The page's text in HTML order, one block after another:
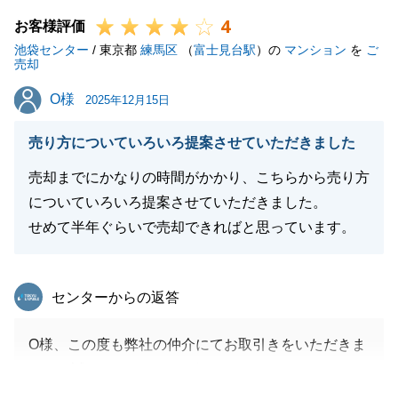
お客様評価 4
池袋センター / 東京都 練馬区 （富士見台駅）の マンション を ご
売却
O様
O様 2025年12月15日
売り方についていろいろ提案させていただきました
売却までにかなりの時間がかかり、こちらから売り方
についていろいろ提案させていただきました。
せめて半年ぐらいで売却できればと思っています。
東急リバブル
センターからの返答
O様、この度も弊社の仲介にてお取引きをいただきま